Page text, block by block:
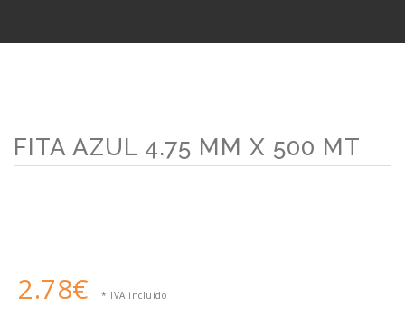
FITA AZUL 4.75 MM X 500 MT
2.78€ * IVA incluído